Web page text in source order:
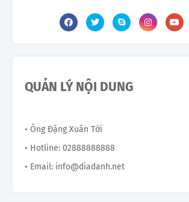
QUẢN LÝ NỘI DUNG
• Ông Đặng Xuân Tới
• Hotline: 02888888888
• Email: info@diadanh.net